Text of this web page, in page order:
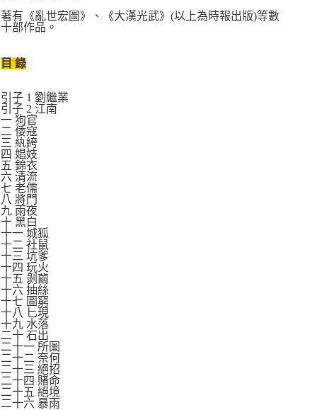
著有《亂世宏圖》、《大漢光武》(以上為時報出版)等數
十部作品。
目 錄
引子 1 劉繼業
引子 2 江南
一 狗官
二 倭寇
三 紈絝
四 娼妓
五 錦衣
六 清流
七 老儒
八 將門
九 雨夜
十 黑白
十一 城狐
十二 社鼠
十三 坑爹
十四 玩火
十五 剝繭
十六 抽絲
十七 圖窮
十八 匕現
十九 水落
二十 石出
二十一 所圖
二十二 奈何
二十三 絕招
二十四 賭命
二十五 絕境
二十六 暴雨